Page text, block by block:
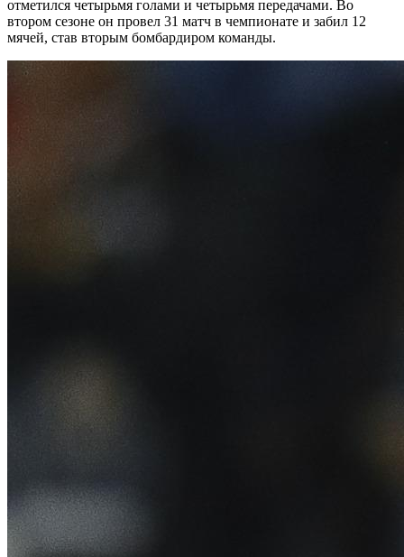
отметился четырьмя голами и четырьмя передачами. Во
втором сезоне он провел 31 матч в чемпионате и забил 12
мячей, став вторым бомбардиром команды.